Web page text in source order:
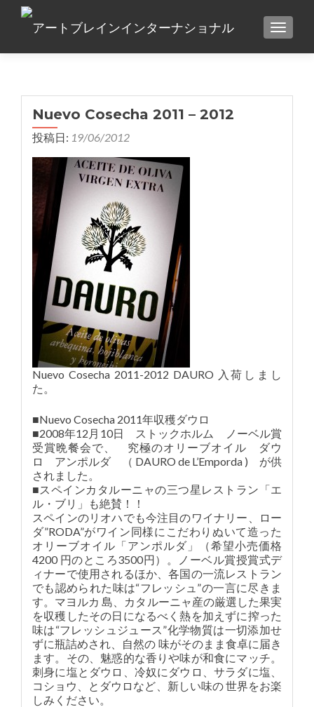
Nuevo Cosecha 2011 – 2012
投稿日: 19/06/2012
Nuevo Cosecha 2011-2012 DAURO 入荷しまし
た。
■Nuevo Cosecha 2011年収穫ダウロ
■2008年12月10日 ストックホルム ノーベル賞
受賞晩餐会で、 究極のオリーブオイル ダウ
ロ アンポルダ （ DAURO de L’Emporda ) が供
されました。
■スペインカタルーニャの三つ星レストラン「エ
ル・ブリ」も絶賛！！
スペインのリオハでも今注目のワイナリー、ロー
ダ”RODA”がワイン同様にこだわりぬいて造った
オリーブオイル「アンポルダ」（希望小売価格
4200 円のところ3500円）。ノーベル賞授賞式デ
ィナーで使用されるほか、各国の一流レストラン
でも認められた味は“フレッシュ”の一言に尽きま
す。マヨルカ 島、カタルーニャ産の厳選した果実
を収穫したその日になるべく熱を加えずに搾った
味は“フレッシュジュース”化学物質は一切添加せ
ずに瓶詰めされ、自然の 味がそのまま食卓に届き
ます。その、魅惑的な香りや味が和食にマッチ。
刺身に塩とダウロ、冷奴にダウロ、サラダに塩、
コショウ、とダウロなど、新しい味の 世界をお楽
しみください。